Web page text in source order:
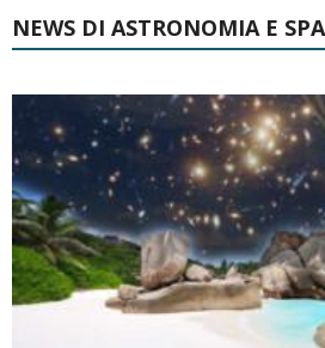
NEWS DI ASTRONOMIA E